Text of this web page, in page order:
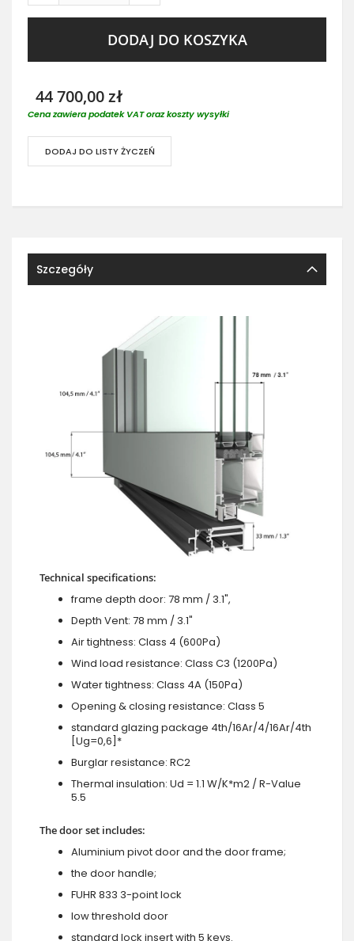
DODAJ DO KOSZYKA
44 700,00 zł
Cena zawiera podatek VAT oraz koszty wysyłki
DODAJ DO LISTY ŻYCZEŃ
Szczegóły